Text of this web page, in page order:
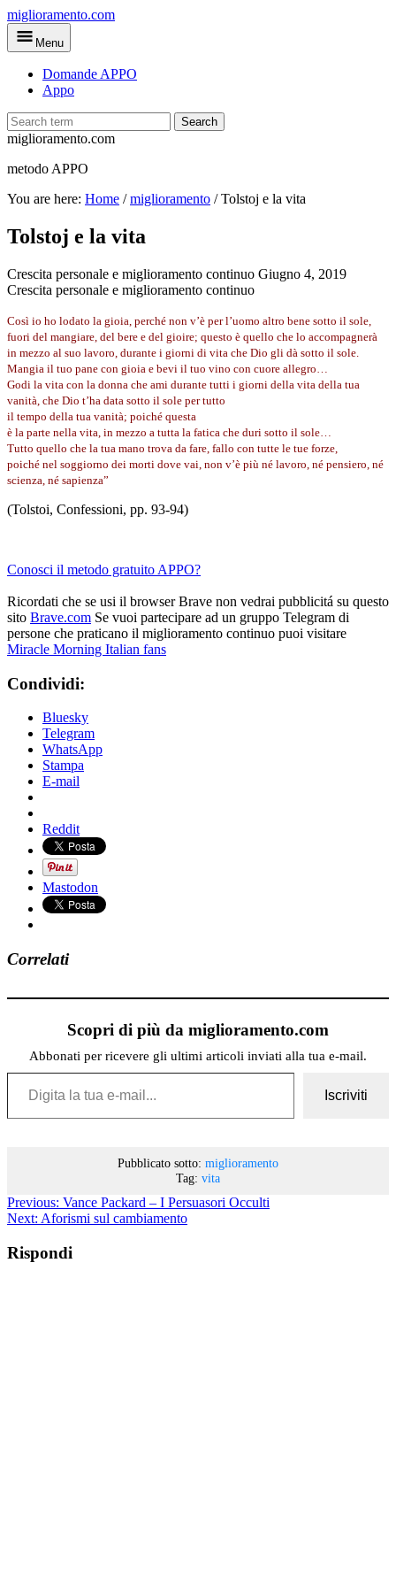
Skip
to
main
miglioramento.com
Menu
Domande APPO
Appo
Search
miglioramento.com
metodo APPO
You are here: Home /miglioramento /Tolstoj e la vita
Tolstoj e la vita
Crescita personale e miglioramento continuo Giugno 4, 2019
Crescita personale e miglioramento continuo
Così io ho lodato la gioia, perché non v’è per l’uomo altro bene sotto il sole,
fuori del mangiare, del bere e del gioire; questo è quello che lo accompagnerà
in mezzo al suo lavoro, durante i giorni di vita che Dio gli dà sotto il sole.
Mangia il tuo pane con gioia e bevi il tuo vino con cuore allegro…
Godi la vita con la donna che ami durante tutti i giorni della vita della tua
vanità, che Dio t’ha data sotto il sole per tutto
il tempo della tua vanità; poiché questa
è la parte nella vita, in mezzo a tutta la fatica che duri sotto il sole…
Tutto quello che la tua mano trova da fare, fallo con tutte le tue forze,
poiché nel soggiorno dei morti dove vai, non v’è più né lavoro, né pensiero, né
scienza, né sapienza”
(Tolstoi, Confessioni, pp. 93-94)
Conosci il metodo gratuito APPO?
Ricordati che se usi il browser Brave non vedrai pubblicitá su questo
sito Brave.com Se vuoi partecipare ad un gruppo Telegram di
persone che praticano il miglioramento continuo puoi visitare
Miracle Morning Italian fans
Condividi:
Bluesky
Telegram
WhatsApp
Stampa
E-mail
Reddit
Mastodon
Correlati
Scopri di più da miglioramento.com
Abbonati per ricevere gli ultimi articoli inviati alla tua e-mail.
Digita la tua e-mail...
Iscriviti
Pubblicato sotto: miglioramento
Tag: vita
Previous: Vance Packard – I Persuasori Occulti
Next: Aforismi sul cambiamento
Rispondi